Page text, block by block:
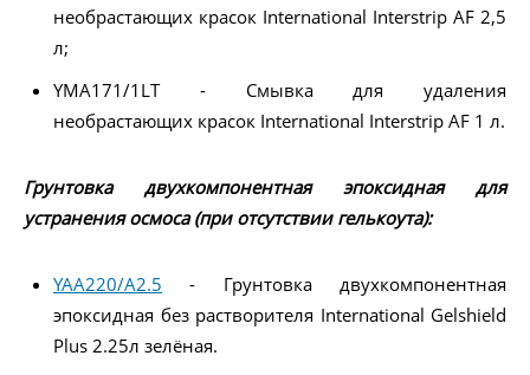
необрастающих красок International Interstrip AF 2,5
л;
YMA171/1LT - Смывка для удаления
необрастающих красок International Interstrip AF 1 л.
Грунтовка двухкомпонентная эпоксидная для
устранения осмоса (при отсутствии гелькоута):
YAA220/A2.5 - Грунтовка двухкомпонентная
эпоксидная без растворителя International Gelshield
Plus 2.25л зелёная.